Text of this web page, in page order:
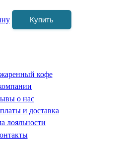
Купить
кофе
о нас
и доставка
лояльности